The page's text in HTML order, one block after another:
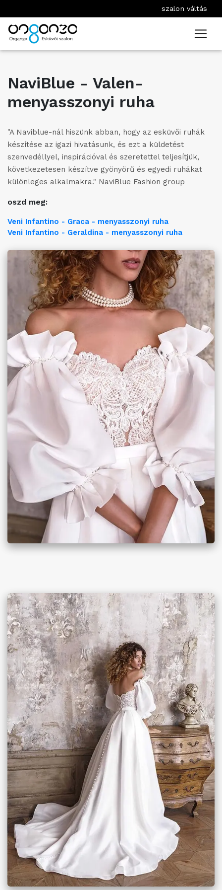
szalon váltás
NaviBlue - Valen-
menyasszonyi ruha
"A Naviblue-nál hiszünk abban, hogy az esküvői ruhák
készítése az igazi hivatásunk, és ezt a küldetést
szenvedéllyel, inspirációval és szeretettel teljesítjük,
következetesen készítve gyönyörű és egyedi ruhákat
különleges alkalmakra." NaviBlue Fashion group
oszd meg:
Veni Infantino - Graca - menyasszonyi ruha
Veni Infantino - Geraldina - menyasszonyi ruha